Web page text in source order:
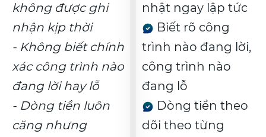
không được ghi
nhận kịp thời
- Không biết chính
xác công trình nào
đang lời hay lỗ
- Dòng tiền luôn
căng nhưng
nhật ngay lập tức
Biết rõ công
trình nào đang lời,
công trình nào
đang lỗ
Dòng tiền theo
dõi theo từng